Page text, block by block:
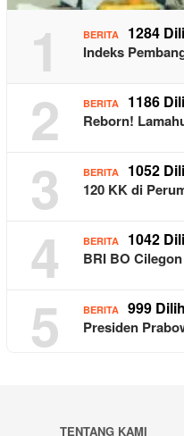
1 BERITA 1284
Indeks
2 BERITA 1186
Reborn!
3 BERITA 1052
120 KK di
4 BERITA 1042
BRI BO
5 BERITA 999
Presiden
TENTANG KAMI